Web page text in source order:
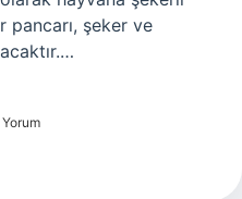
pancarı, şeker ve